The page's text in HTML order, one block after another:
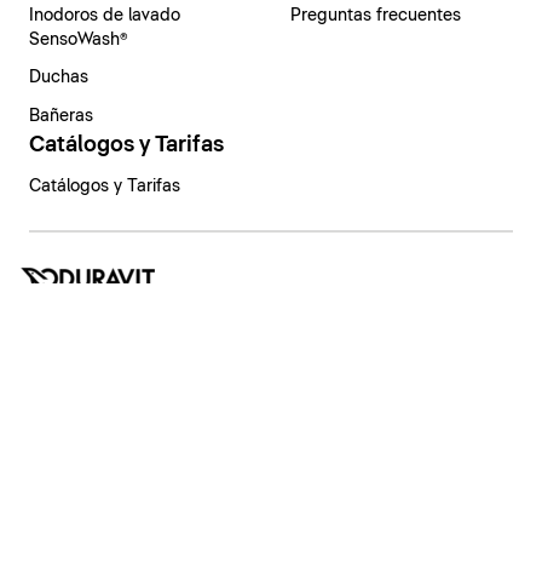
Inodoros de lavado
SensoWash®
Duchas
Bañeras
Preguntas frecuentes
Catálogos y Tarifas
Catálogos y Tarifas